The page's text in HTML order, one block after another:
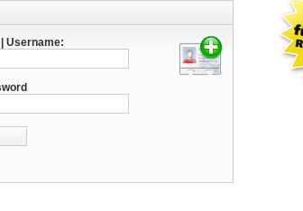
Username: